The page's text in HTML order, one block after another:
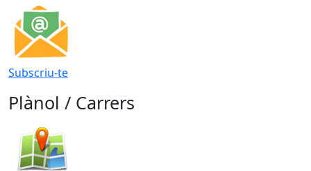
Subscriu-te
Plànol / Carrers